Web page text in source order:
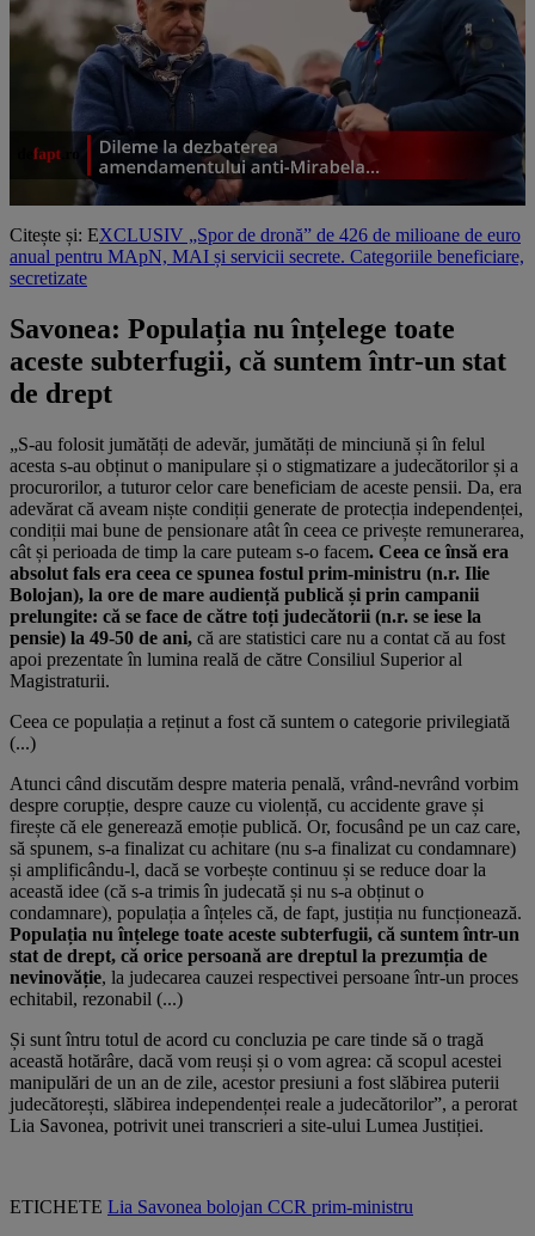
Citește și: EXCLUSIV „Spor de dronă” de 426 de milioane de euro
anual pentru MApN, MAI și servicii secrete. Categoriile beneficiare,
secretizate
Savonea: Populația nu înțelege toate
aceste subterfugii, că suntem într-un stat
de drept
„S-au folosit jumătăți de adevăr, jumătăți de minciună și în felul
acesta s-au obținut o manipulare și o stigmatizare a judecătorilor și a
procurorilor, a tuturor celor care beneficiam de aceste pensii. Da, era
adevărat că aveam niște condiții generate de protecția independenței,
condiții mai bune de pensionare atât în ceea ce privește remunerarea,
cât și perioada de timp la care puteam s-o facem. Ceea ce însă era
absolut fals era ceea ce spunea fostul prim-ministru (n.r. Ilie
Bolojan), la ore de mare audiență publică și prin campanii
prelungite: că se face de către toți judecătorii (n.r. se iese la
pensie) la 49-50 de ani, că are statistici care nu a contat că au fost
apoi prezentate în lumina reală de către Consiliul Superior al
Magistraturii.
Ceea ce populația a reținut a fost că suntem o categorie privilegiată
(...)
Atunci când discutăm despre materia penală, vrând-nevrând vorbim
despre corupție, despre cauze cu violență, cu accidente grave și
firește că ele generează emoție publică. Or, focusând pe un caz care,
să spunem, s-a finalizat cu achitare (nu s-a finalizat cu condamnare)
și amplificându-l, dacă se vorbește continuu și se reduce doar la
această idee (că s-a trimis în judecată și nu s-a obținut o
condamnare), populația a înțeles că, de fapt, justiția nu funcționează.
Populația nu înțelege toate aceste subterfugii, că suntem într-un
stat de drept, că orice persoană are dreptul la prezumția de
nevinovăție, la judecarea cauzei respectivei persoane într-un proces
echitabil, rezonabil (...)
Și sunt întru totul de acord cu concluzia pe care tinde să o tragă
această hotărâre, dacă vom reuși și o vom agrea: că scopul acestei
manipulări de un an de zile, acestor presiuni a fost slăbirea puterii
judecătorești, slăbirea independenței reale a judecătorilor”, a perorat
Lia Savonea, potrivit unei transcrieri a site-ului Lumea Justiției.
ETICHETE Lia Savonea bolojan CCR prim-ministru